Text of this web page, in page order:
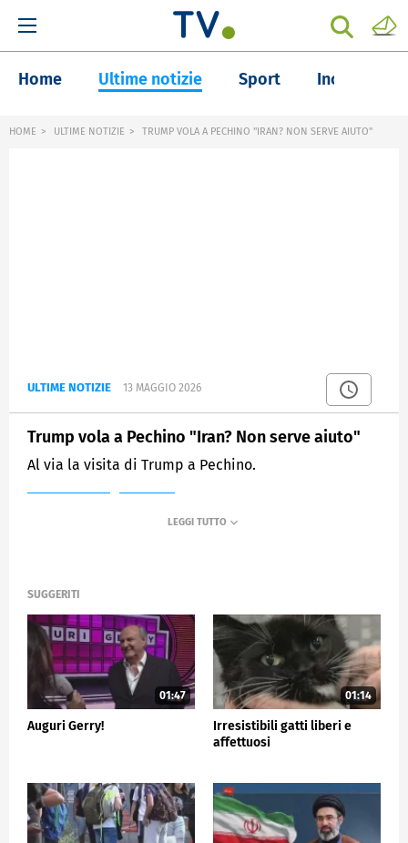
Home Ultime notizie Sport Inchieste
HOME ULTIME NOTIZIE TRUMP VOLA A PECHINO "IRAN? NON SERVE AIUTO"
ULTIME NOTIZIE 13 MAGGIO 2026
Trump vola a Pechino "Iran? Non serve aiuto"
Al via la visita di Trump a Pechino.
SUGGERITI
01:47
Auguri Gerry!
01:14
Irresistibili gatti liberi e
affettuosi